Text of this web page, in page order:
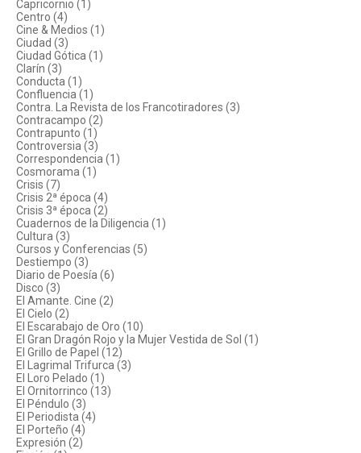
Capricornio (1)
Centro (4)
Cine & Medios (1)
Ciudad (3)
Ciudad Gótica (1)
Clarín (3)
Conducta (1)
Confluencia (1)
Contra. La Revista de los Francotiradores (3)
Contracampo (2)
Contrapunto (1)
Controversia (3)
Correspondencia (1)
Cosmorama (1)
Crisis (7)
Crisis 2ª época (4)
Crisis 3ª época (2)
Cuadernos de la Diligencia (1)
Cultura (3)
Cursos y Conferencias (5)
Destiempo (3)
Diario de Poesía (6)
Disco (3)
El Amante. Cine (2)
El Cielo (2)
El Escarabajo de Oro (10)
El Gran Dragón Rojo y la Mujer Vestida de Sol (1)
El Grillo de Papel (12)
El Lagrimal Trifurca (3)
El Loro Pelado (1)
El Ornitorrinco (13)
El Péndulo (3)
El Periodista (4)
El Porteño (4)
Expresión (2)